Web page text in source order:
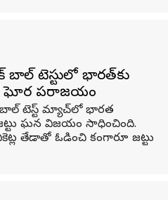
బాల్ టెస్టులో భారత్‌కు
ఘోర పరాజయం
బాల్ టెస్ట్ మ్యాచ్‌లో భారత
ఘన విజయం సాధించింది.
తేడాతో ఓడించి కంగారూ జట్టు